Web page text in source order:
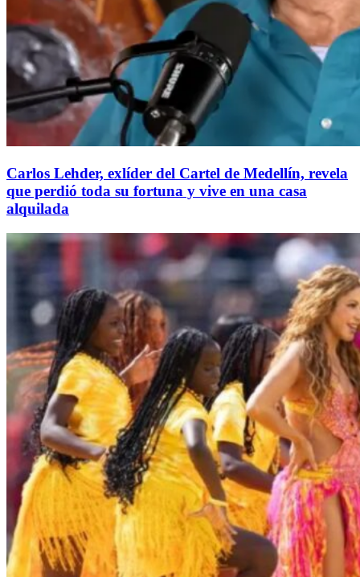
Carlos Lehder, exlíder del Cartel de Medellín, revela
que perdió toda su fortuna y vive en una casa
alquilada